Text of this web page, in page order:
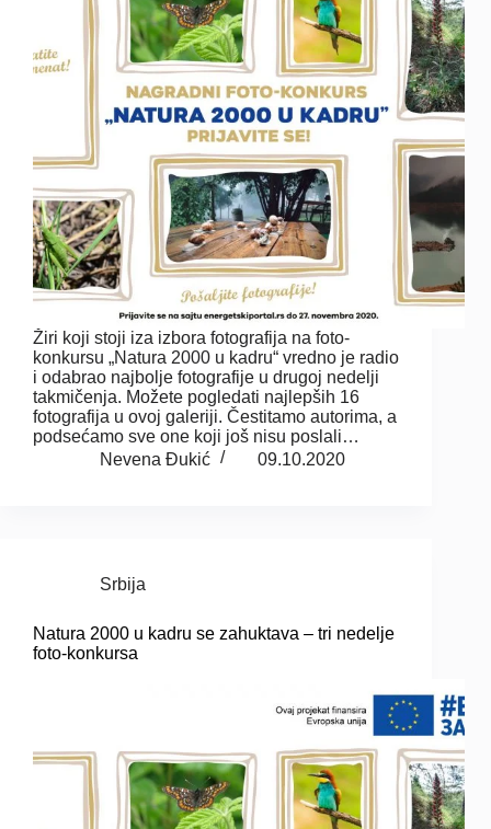
Žiri koji stoji iza izbora fotografija na foto-
konkursu „Natura 2000 u kadru“ vredno je radio
i odabrao najbolje fotografije u drugoj nedelji
takmičenja. Možete pogledati najlepših 16
fotografija u ovoj galeriji. Čestitamo autorima, a
podsećamo sve one koji još nisu poslali…
Nevena Đukić
09.10.2020
Srbija
Natura 2000 u kadru se zahuktava – tri nedelje
foto-konkursa